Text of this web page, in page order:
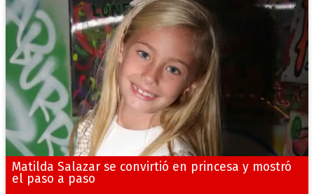
Matilda Salazar se convirtió en princesa y mostró
el paso a paso